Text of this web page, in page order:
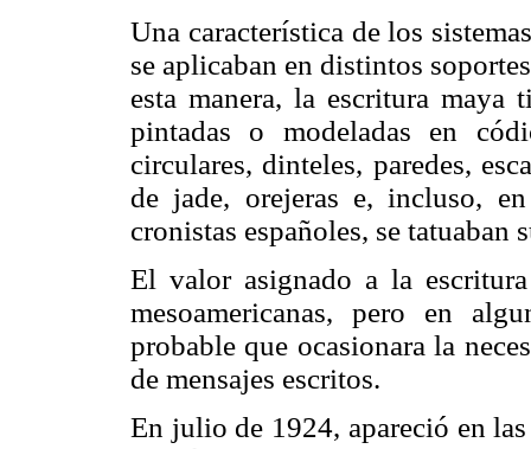
Una característica de los
se aplicaban en distintos
esta manera, la escritura maya
pintadas o modeladas en
circulares, dinteles, paredes,
de jade, orejeras e, incluso,
cronistas españoles, se tatuaban
El valor asignado a la
mesoamericanas, pero en
probable que ocasionara la
de mensajes escritos.
En julio de 1924, apareció en